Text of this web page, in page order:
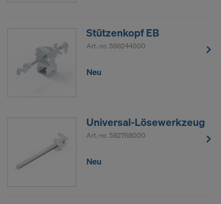
Stützenkopf EB
Art.-nr. 588244500
Neu
Universal-Lösewerkzeug
Art.-nr. 582768000
Neu